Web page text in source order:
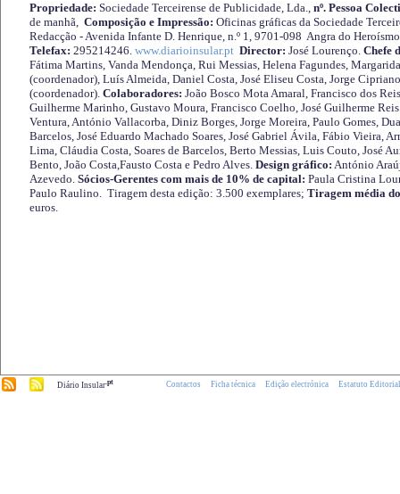
Propriedade: Sociedade Terceirense de Publicidade, Lda., nº. Pessoa
de manhã, Composição e Impressão: Oficinas gráficas da Sociedade
Redacção - Avenida Infante D. Henrique, n.º 1, 9701-098 Angra do
Telefax: 295214246. www.diarioinsular.pt Director: José Lourenço. Chefe
Fátima Martins, Vanda Mendonça, Rui Messias, Helena Fagundes,
(coordenador), Luís Almeida, Daniel Costa, José Eliseu Costa, Jorge
(coordenador). Colaboradores: João Bosco Mota Amaral, Francisco dos
Guilherme Marinho, Gustavo Moura, Francisco Coelho, José Guilherme
Ventura, António Vallacorba, Diniz Borges, Jorge Moreira, Paulo Gomes,
Barcelos, José Eduardo Machado Soares, José Gabriel Ávila, Fábio Vieira,
Lima, Cláudia Costa, Soares de Barcelos, Berto Messias, Luis Couto, José
Bento, João Costa,Fausto Costa e Pedro Alves. Design gráfico: António
Azevedo. Sócios-Gerentes com mais de 10% de capital: Paula Cristina
Paulo Raulino. Tiragem desta edição: 3.500 exemplares; Tiragem média
euros.
Diário Insular.pt Contactos Ficha técnica Edição electrónica Estatuto Editorial